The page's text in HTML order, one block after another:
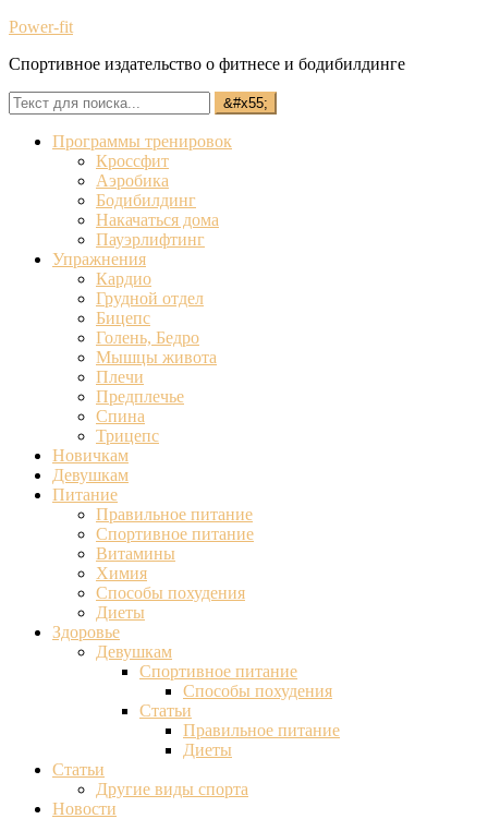
Power-fit
Спортивное издательство о фитнесе и бодибилдинге
Программы тренировок
Кроссфит
Аэробика
Бодибилдинг
Накачаться дома
Пауэрлифтинг
Упражнения
Кардио
Грудной отдел
Бицепс
Голень, Бедро
Мышцы живота
Плечи
Предплечье
Спина
Трицепс
Новичкам
Девушкам
Питание
Правильное питание
Спортивное питание
Витамины
Химия
Способы похудения
Диеты
Здоровье
Девушкам
Спортивное питание
Способы похудения
Статьи
Правильное питание
Диеты
Статьи
Другие виды спорта
Новости